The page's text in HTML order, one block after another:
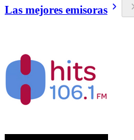
Las mejores emisoras